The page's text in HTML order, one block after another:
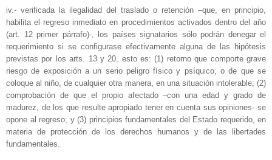
iv.- verificada la ilegalidad del traslado o retención –que, en principio,
habilita el regreso inmediato en procedimientos activados dentro del año
(art. 12 primer párrafo)-, los países signatarios sólo podrán denegar el
requerimiento si se configurase efectivamente alguna de las hipótesis
previstas por los arts. 13 y 20, esto es: (1) retorno que comporte grave
riesgo de exposición a un serio peligro físico y psíquico, o de que se
coloque al niño, de cualquier otra manera, en una situación intolerable; (2)
comprobación de que el propio afectado –con una edad y grado de
madurez, de los que resulte apropiado tener en cuenta sus opiniones- se
opone al regreso; y (3) principios fundamentales del Estado requerido, en
materia de protección de los derechos humanos y de las libertades
fundamentales.